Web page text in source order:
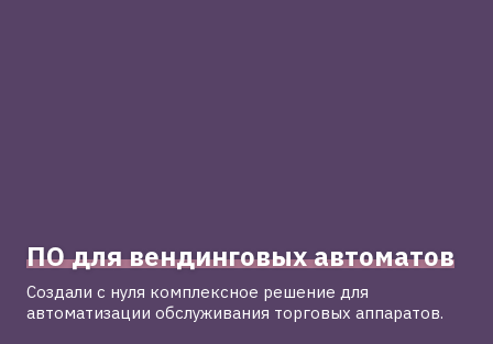
ПО для вендинговых автоматов
Создали с нуля комплексное решение для
автоматизации обслуживания торговых аппаратов.